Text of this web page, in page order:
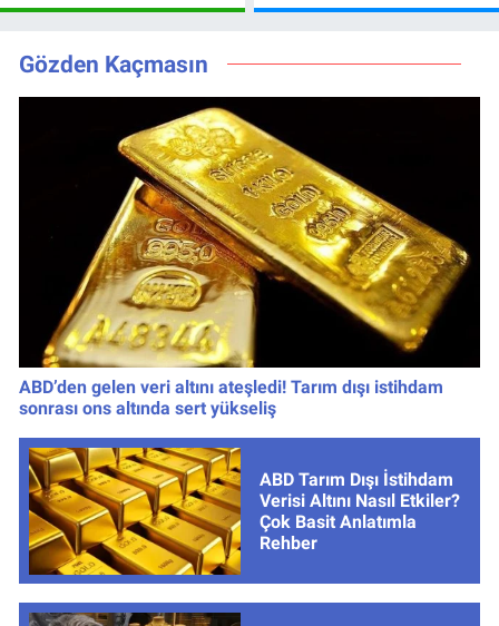
Hazırlık Maçı Ne
Kaçta, Nereden
İzlenir?
Günü Değişti, Yeni
Gözden Kaçmasın
ABD’den gelen veri altını ateşledi! Tarım dışı istihdam
sonrası ons altında sert yükseliş
ABD Tarım Dışı İstihdam
Verisi Altını Nasıl Etkiler?
Çok Basit Anlatımla
Rehber